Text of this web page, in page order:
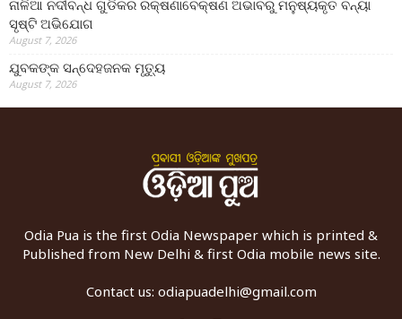
ନାଳିଆ ନଦୀବନ୍ଧ ଗୁଡିକର ରକ୍ଷଣାବେକ୍ଷଣ ଅଭାବରୁ ମନୁଷ୍ୟକୃତ ବନ୍ୟା
ସୃଷ୍ଟି ଅଭିଯୋଗ
August 7, 2026
ଯୁବକଙ୍କ ସନ୍ଦେହଜନକ ମୃତ୍ୟୁ
August 7, 2026
Odia Pua is the first Odia Newspaper which is printed &
Published from New Delhi & first Odia mobile news site.
Contact us: odiapuadelhi@gmail.com